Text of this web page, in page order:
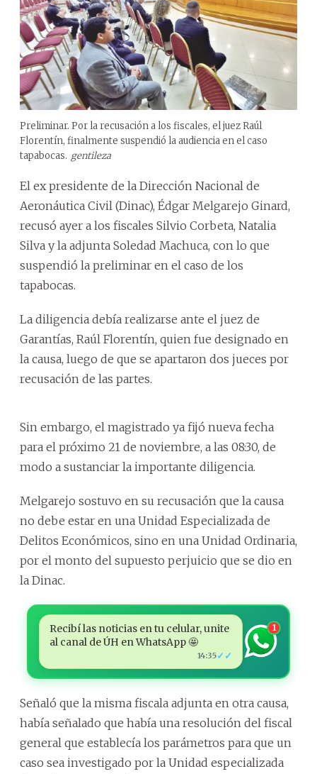
Preliminar. Por la recusación a los fiscales, el juez Raúl
Florentín, finalmente suspendió la audiencia en el caso
tapabocas. gentileza
El ex presidente de la Dirección Nacional de
Aeronáutica Civil (Dinac), Édgar Melgarejo Ginard,
recusó ayer a los fiscales Silvio Corbeta, Natalia
Silva y la adjunta Soledad Machuca, con lo que
suspendió la preliminar en el caso de los
tapabocas.
La diligencia debía realizarse ante el juez de
Garantías, Raúl Florentín, quien fue designado en
la causa, luego de que se apartaron dos jueces por
recusación de las partes.
Sin embargo, el magistrado ya fijó nueva fecha
para el próximo 21 de noviembre, a las 08:30, de
modo a sustanciar la importante diligencia.
Melgarejo sostuvo en su recusación que la causa
no debe estar en una Unidad Especializada de
Delitos Económicos, sino en una Unidad Ordinaria,
por el monto del supuesto perjuicio que se dio en
la Dinac.
Recibí las noticias en tu celular, unite
al canal de ÚH en WhatsApp 🤩
14:35✓✓
1
Señaló que la misma fiscala adjunta en otra causa,
había señalado que había una resolución del fiscal
general que establecía los parámetros para que un
caso sea investigado por la Unidad especializada